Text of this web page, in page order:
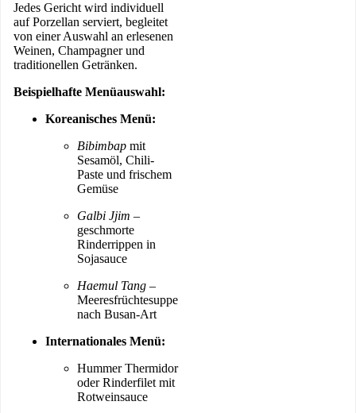
Jedes Gericht wird individuell
auf Porzellan serviert, begleitet
von einer Auswahl an erlesenen
Weinen, Champagner und
traditionellen Getränken.
Beispielhafte Menüauswahl:
Koreanisches Menü:
Bibimbap mit
Sesamöl, Chili-
Paste und frischem
Gemüse
Galbi Jjim –
geschmorte
Rinderrippen in
Sojasauce
Haemul Tang –
Meeresfrüchtesuppe
nach Busan-Art
Internationales Menü:
Hummer Thermidor
oder Rinderfilet mit
Rotweinsauce